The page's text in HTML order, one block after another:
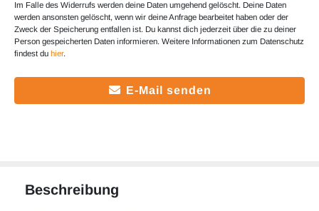
Im Falle des Widerrufs werden deine Daten umgehend gelöscht. Deine Daten
werden ansonsten gelöscht, wenn wir deine Anfrage bearbeitet haben oder der
Zweck der Speicherung entfallen ist. Du kannst dich jederzeit über die zu deiner
Person gespeicherten Daten informieren. Weitere Informationen zum Datenschutz
findest du hier.
E-Mail senden
Beschreibung